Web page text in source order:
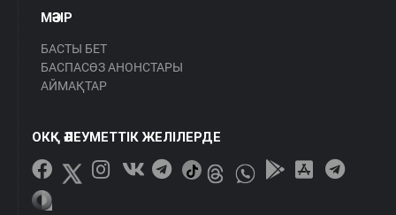
МӘЗІР
БАСТЫ БЕТ
БАСПАСӨЗ АНОНСТАРЫ
АЙМАҚТАР
ОКҚ ӘЛЕУМЕТТІК ЖЕЛІЛЕРДЕ